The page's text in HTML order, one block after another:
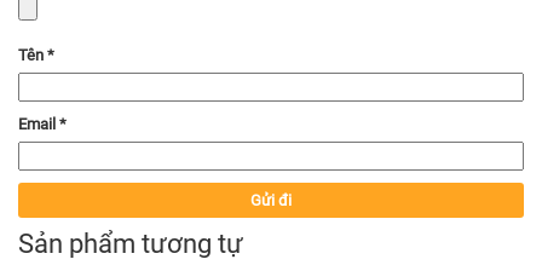
Tên *
Email *
Sản phẩm tương tự